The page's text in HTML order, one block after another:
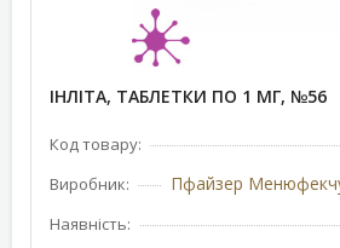
ІНЛІТА, ТАБЛЕТКИ ПО 1 МГ, №56
Код товару:
Виробник:
Наявність: